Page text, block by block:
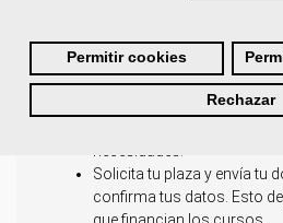
Permitir cookies
Rechazar
imprescindible, en
en Lleida para poder
Explora toda nuestra
Solicita tu plaza y envía tu
confirma tus datos. Esto